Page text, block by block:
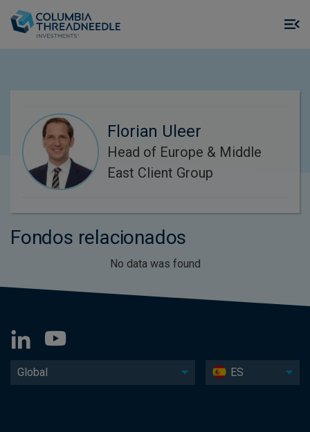
Florian Uleer
Head of Europe & Middle
East Client Group
Fondos relacionados
No data was found
Global ES